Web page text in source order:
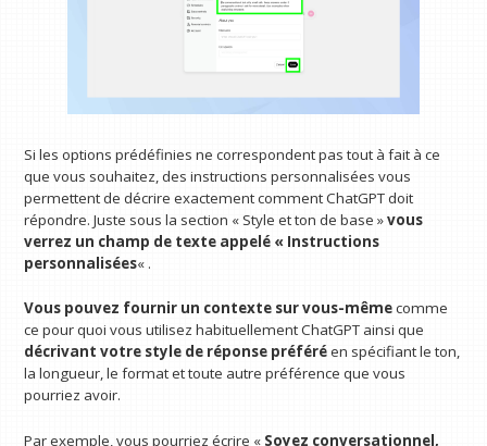
Si les options prédéfinies ne correspondent pas tout à fait à ce
que vous souhaitez, des instructions personnalisées vous
permettent de décrire exactement comment ChatGPT doit
répondre. Juste sous la section « Style et ton de base »vous
verrez un champ de texte appelé « Instructions
personnalisées« .
Vous pouvez fournir un contexte sur vous-mêmecomme
ce pour quoi vous utilisez habituellement ChatGPT ainsi que
décrivant votre style de réponse préféréen spécifiant le ton,
la longueur, le format et toute autre préférence que vous
pourriez avoir.
Par exemple, vous pourriez écrire « Soyez conversationnel,